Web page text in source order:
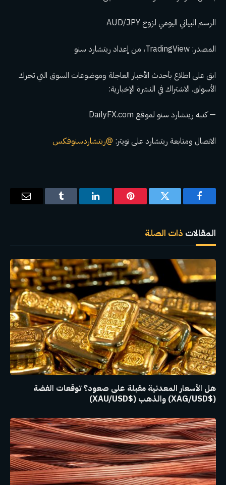
الرسم البياني اليومي لزوج AUD/JPY
المصدر: TradingView، من إعداد ريتشارد سنو
ابق على اطلاع بأحدث الأخبار العاجلة وموضوعات السوق التي تحرك
الأسواق. الاشتراك في النشرة الإخبارية:
— كتبه ريتشارد سنو لموقع DailyFX.com
الاتصال ومتابعة ريتشارد على تويتر: @ريتشاردسنوفكس
فيسبوك تويتر بينتيريستلينكدإن Tumblr
البريد
المقالات ذات الصلة
هل الأسعار المعدنية مقبلة على صعود؟ توقعات الفضة
($XAG/USD) والذهب ($XAU/USD)